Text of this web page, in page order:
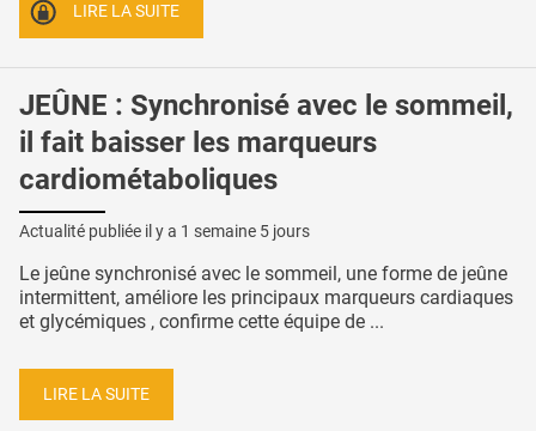
LIRE LA SUITE
JEÛNE : Synchronisé avec le sommeil,
il fait baisser les marqueurs
cardiométaboliques
Actualité publiée il y a 1 semaine 5 jours
Le jeûne synchronisé avec le sommeil, une forme de jeûne
intermittent, améliore les principaux marqueurs cardiaques
et glycémiques , confirme cette équipe de ...
LIRE LA SUITE